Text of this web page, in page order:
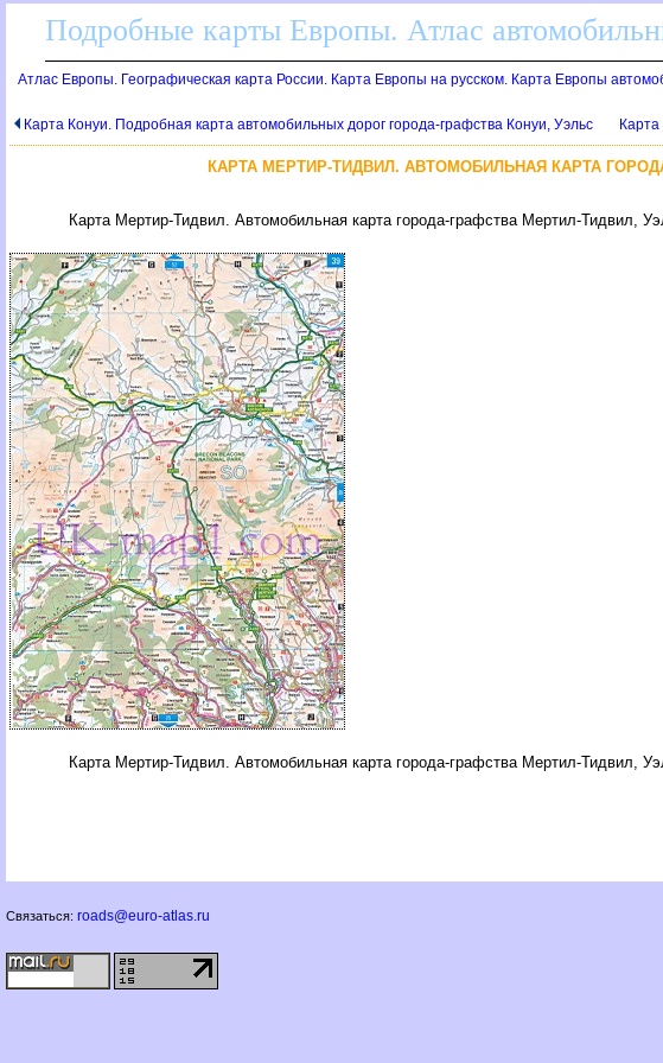
Подробные карты Европы. Атлас
Атлас Европы. Географическая карта России. Карта Европы на русском. Карта Европы
Карта Конуи. Подробная карта автомобильных дорог города-графства Конуи, Уэльс
КАРТА МЕРТИР-ТИДВИЛ. АВТОМОБИЛЬНАЯ КАРТА
Карта Мертир-Тидвил. Автомобильная карта города-графства Мертил-Тидвил,
Карта Мертир-Тидвил. Автомобильная карта города-графства Мертил-Тидвил,
Связаться: roads@euro-atlas.ru